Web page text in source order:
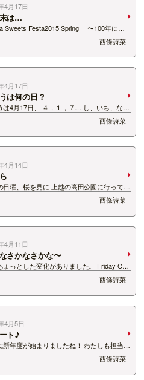
4月17日
は…
Sweets Festa2015 Spring 〜100年にい
イチゴイヤー〜 開催です♡ 「１００年に
イチゴイヤー」ということで 今回のテーマ
越後姫を使ったちょっと贅沢なワ…
西條詩菜
4月17日
は何の日？
は4月17日、 ４，１，７… し、いち、な
いなの日！？！？ ってFriday Catのインフ
ションページに書いたら たくさんの方がメ
ジをくださって嬉しかったです。 紹介しき
ったけど 皆さん…
西條詩菜
4月14日
日曜、桜を見に 上越の高田公園に行ってき
！ 大学４年間行きたいと思っていたけど
じまいでしたが ついに念願叶いました♡
にきれいに咲き誇っている桜を見るのは 初
テンションが上がっ…
西條詩菜
4月11日
さかなさかな〜
ょっとした変化がありました。 Friday Cat
させていただくようになって 2週間が経と
ているのですが、 以前より魚が気になるよ
りました！ スーパーに行って買う予定がな
鮮魚コーナーに足が…
西條詩菜
4月5日
ト♪
新年度が始まりましたね！ わたしも担当番
わり、 わくわくドキドキ、たまに心配…な
過ごしております。 SOUND SPLASHも
Catも ラジオの前のみなさんに 楽しいな、
西條詩菜